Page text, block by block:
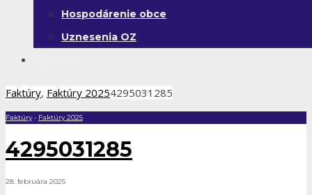
Hospodárenie obce
Uznesenia OZ
Faktúry, Faktúry 20254295031285
Faktúry• Faktúry 2025
4295031285
28. februára 2025